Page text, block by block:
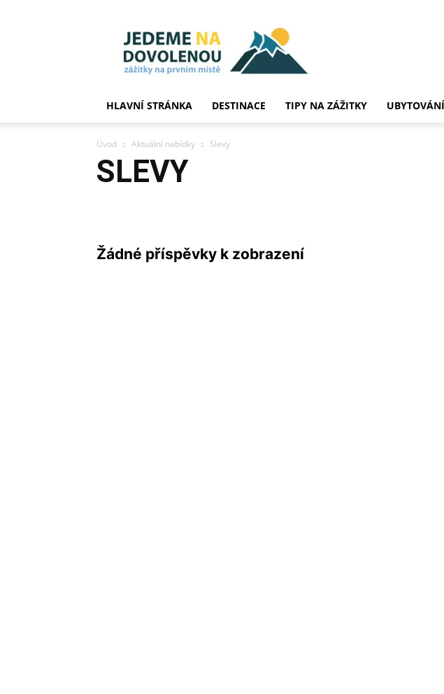
JedemeNaDovolenou.cz
HLAVNÍ STRÁNKA DESTINACE TIPY NA ZÁŽITKY UBYTOVÁNÍ
Úvod Aktuální nabídky Slevy
SLEVY
Žádné příspěvky k zobrazení